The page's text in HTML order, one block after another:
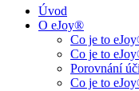
Úvod
O eJoy®
Co je to
Co je to
Porovnání
Co je to